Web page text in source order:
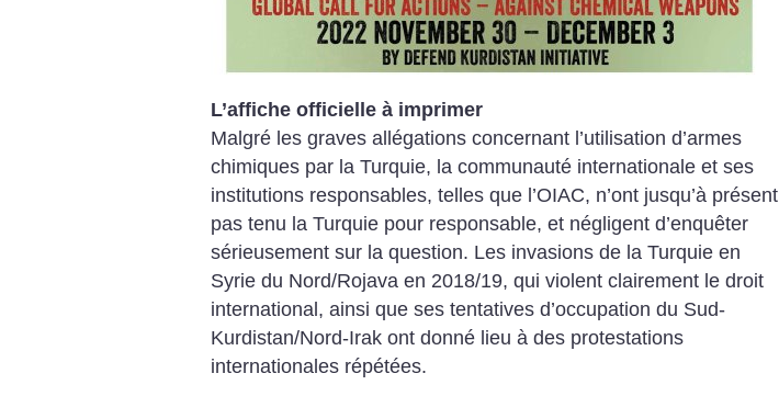
L’affiche officielle à imprimer
Malgré les graves allégations concernant l’utilisation d’armes
chimiques par la Turquie, la communauté internationale et ses
institutions responsables, telles que l’OIAC, n’ont jusqu’à présent
pas tenu la Turquie pour responsable, et négligent d’enquêter
sérieusement sur la question. Les invasions de la Turquie en
Syrie du Nord/Rojava en 2018/19, qui violent clairement le droit
international, ainsi que ses tentatives d’occupation du Sud-
Kurdistan/Nord-Irak ont donné lieu à des protestations
internationales répétées.